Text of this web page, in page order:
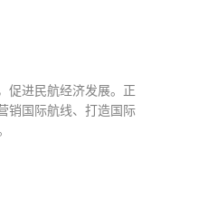
促进民航经济发展。正
销国际航线、打造国际